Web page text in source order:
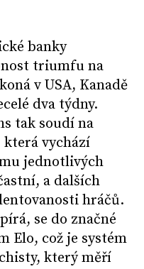
banky
triumfu na
v USA, Kanadě
dva týdny.
tak soudí na
která vychází
jednotlivých
a dalších
hráčů.
se do značné
Elo, což je systém
který měří